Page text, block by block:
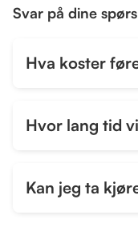
Svar på dine
Hva koster
Hvor lang tid
Kan jeg ta